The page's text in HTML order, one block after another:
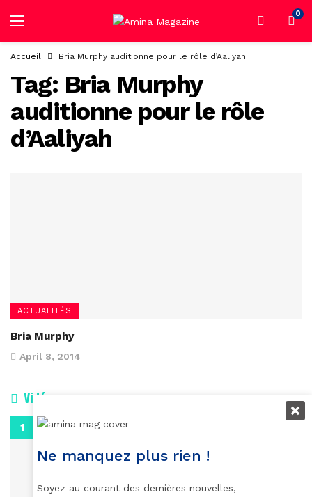
0
Accueil Bria Murphy auditionne pour le rôle d’Aaliyah
Tag: Bria Murphy
auditionne pour le rôle
d’Aaliyah
ACTUALITÉS
Bria Murphy
April 8, 2014
Vidéos
Ne manquez plus rien !
Soyez au courant des dernières nouvelles,